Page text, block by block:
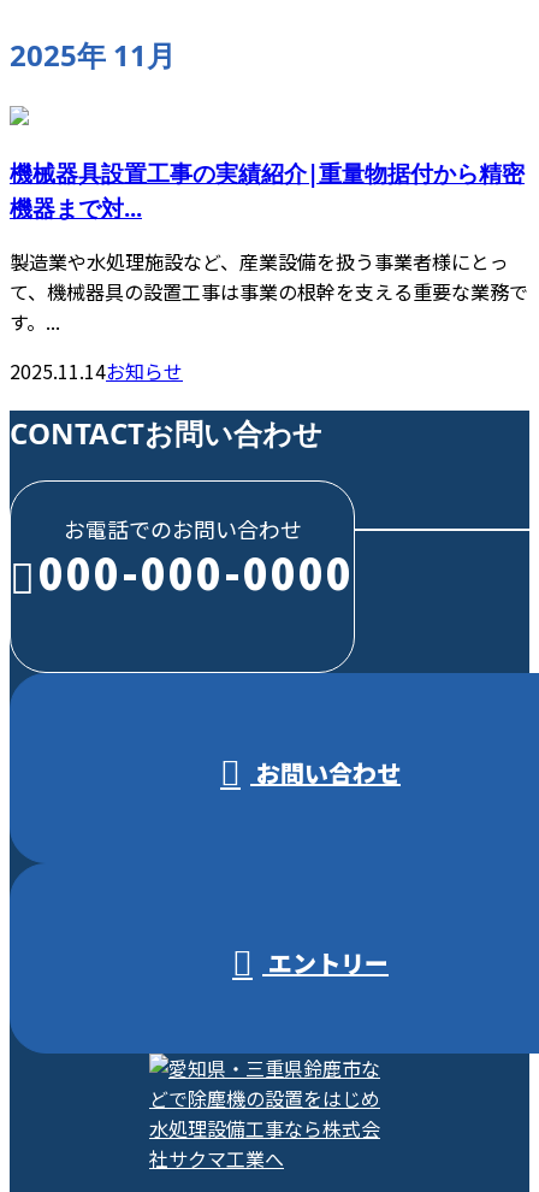
2025年 11月
機械器具設置工事の実績紹介|重量物据付から精密
機器まで対...
製造業や水処理施設など、産業設備を扱う事業者様にとっ
て、機械器具の設置工事は事業の根幹を支える重要な業務で
す。...
2025.11.14お知らせ
CONTACTお問い合わせ
お電話でのお問い合わせ
000-000-0000
お問い合わせ
エントリー